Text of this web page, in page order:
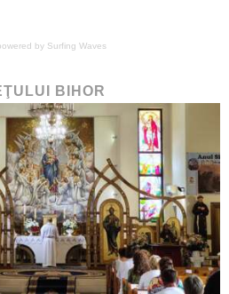
by Surfing Waves
BIHOR